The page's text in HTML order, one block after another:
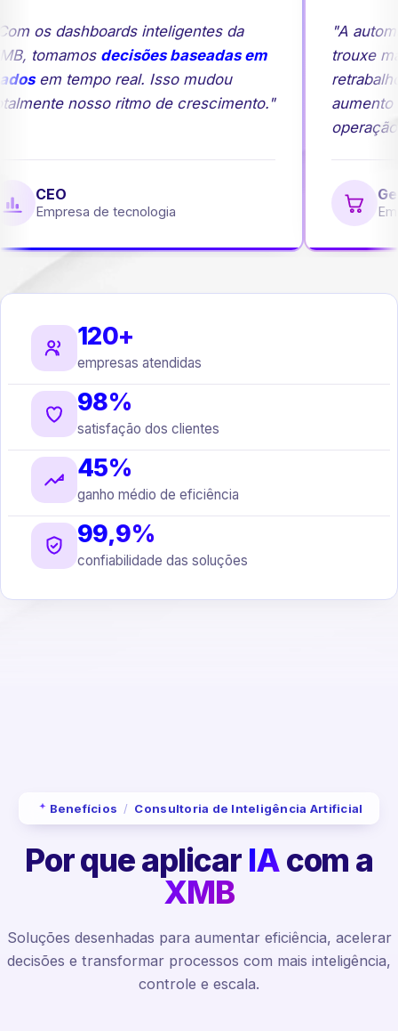
os dashboards inteligentes da
tomamosdecisões baseadas em
em tempo real. Isso mudou
nosso ritmo de crescimento."
CEO
Empresa de tecnologia
"A
trouxe
aumento
120+
empresas atendidas
98%
satisfação dos clientes
45%
ganho médio de eficiência
99,9%
confiabilidade das soluções
Benefícios / Consultoria de Inteligência Artificial
Por que aplicar IAcom a
XMB
Soluções desenhadas para aumentar eficiência, acelerar
decisões e transformar processos com mais inteligência,
controle e escala.